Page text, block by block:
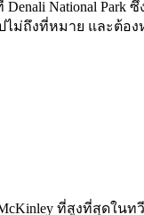
National
ถึงที่หมาย และต้อง
ที่สูงที่สุดในท